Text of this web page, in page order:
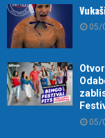
05/
05/